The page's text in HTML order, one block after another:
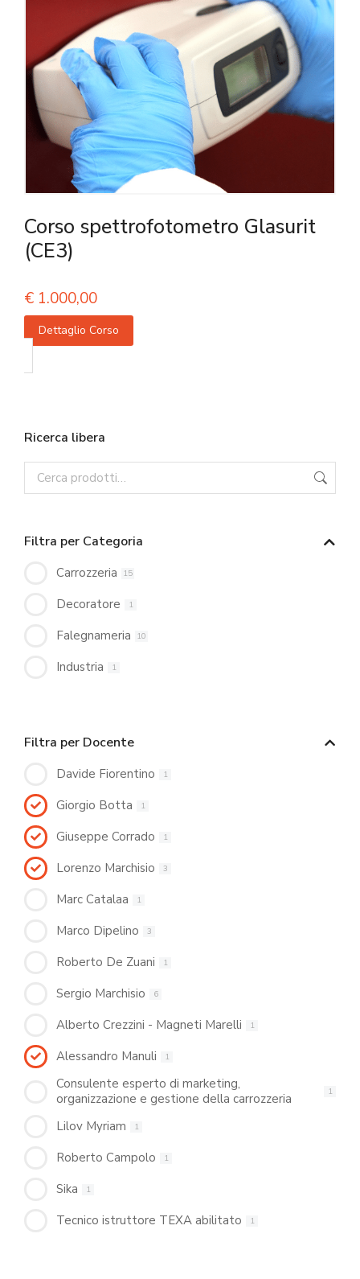
Corso spettrofotometro Glasurit
(CE3)
€ 1.000,00
Dettaglio Corso
Ricerca libera
Filtra per Categoria
Carrozzeria 15
Decoratore 1
Falegnameria 10
Industria 1
Filtra per Docente
Davide Fiorentino 1
Giorgio Botta 1
Giuseppe Corrado 1
Lorenzo Marchisio 3
Marc Catalaa 1
Marco Dipelino 3
Roberto De Zuani 1
Sergio Marchisio 6
Alberto Crezzini - Magneti Marelli 1
Alessandro Manuli 1
Consulente esperto di marketing,
organizzazione e gestione della carrozzeria
1
Lilov Myriam 1
Roberto Campolo 1
Sika 1
Tecnico istruttore TEXA abilitato 1